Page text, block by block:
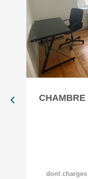
CHAMBRE
dont